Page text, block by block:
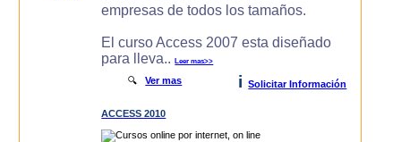
empresas de todos los tamaños.
El curso Access 2007 esta diseñado
para lleva..Leer mas>>
🔍Ver mas i Solicitar Información
ACCESS 2010